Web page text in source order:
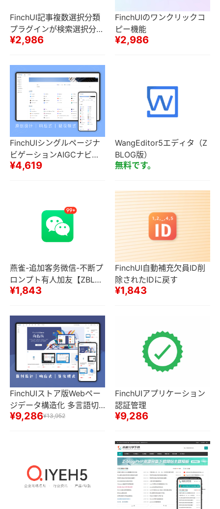
FinchUI記事複数選択分類
プラグインが検索選択分類
をサポート
¥2,986
FinchUIのワンクリックコ
ピー機能
¥2,986
FinchUIシングルページナ
ビゲーションAIGCナビゲ
ーションサイトはURLの一
¥4,619
WangEditor5エディタ（Z
BLOG版）
無料です。
燕雀-追加客务微信-不断プ
ロンプト有人加友【ZBLO
G版】
¥1,843
FinchUI自動補充欠員ID削
除されたIDに戻す
¥1,843
FinchUIストア版Webペー
ジデータ構造化 多言語切
り替え
¥9,286¥13,952
FinchUIアプリケーション
認証管理
¥9,286